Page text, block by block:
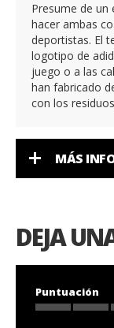
Presume de un
hacer ambas
deportistas. El
logotipo de
juego o a las
han fabricado
con los
MÁS
DEJA
Puntuación